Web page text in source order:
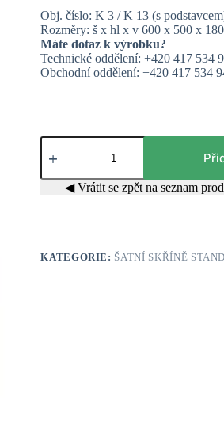
8 441 Kč.
4 545 Kč.
Obj. číslo: K 3 / K 13 (s
Rozměry: š x hl x v 600 x 500 x
Máte dotaz k výrobku?
Technické oddělení: +420 417 534
Obchodní oddělení: +420 417 534
Šatník
(na
nožičkách)
K
podstavcem)
◀ Vrátit se zpět na seznam
KATEGORIE: ŠATNÍ SKŘÍNĚ